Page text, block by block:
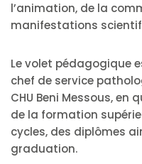
l’animation, de la
manifestations
Le volet pédagogique
chef de service
CHU Beni Messous,
de la formation
cycles, des diplômes
graduation.